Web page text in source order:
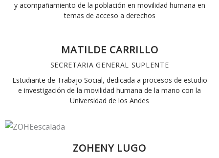
y acompañamiento de la población en movilidad humana en
temas de acceso a derechos
MATILDE CARRILLO
SECRETARIA GENERAL SUPLENTE
Estudiante de Trabajo Social, dedicada a procesos de estudio
e investigación de la movilidad humana de la mano con la
Universidad de los Andes
ZOHENY LUGO